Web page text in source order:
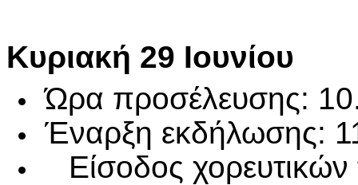
Κυριακή 29 Ιουνίου
Ώρα προσέλευσης:
Έναρξη εκδήλωσης:
Είσοδος